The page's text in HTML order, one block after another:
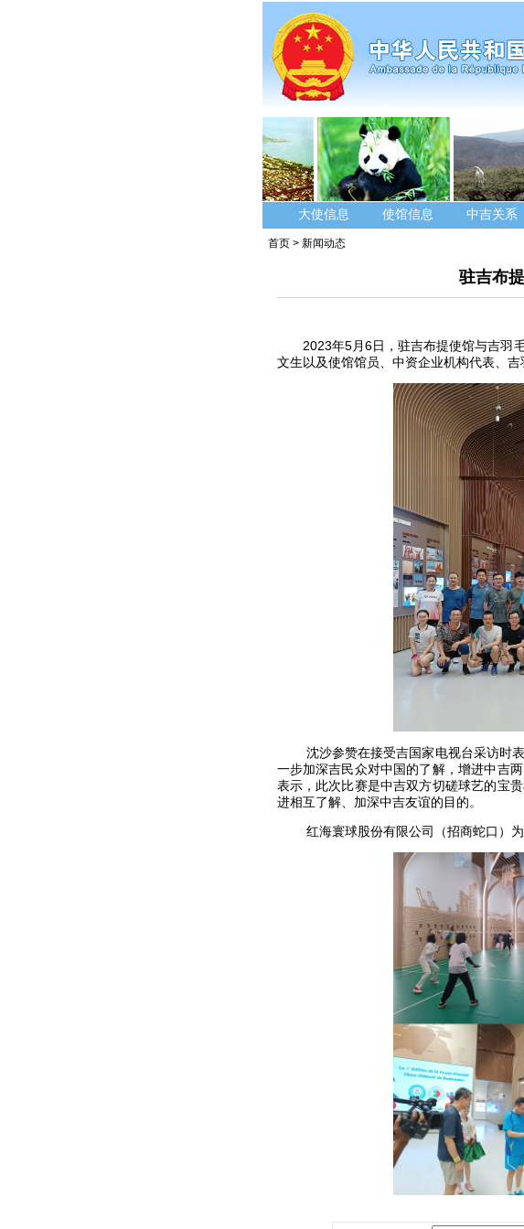
大使信息 使馆信息 中吉关系
首页 > 新闻动态
驻吉布
2023年5月6日，驻吉布提使馆与吉羽
文生以及使馆馆员、中资企业机构代表、
沈沙参赞在接受吉国家电视台采访时
一步加深吉民众对中国的了解，增进中吉
表示，此次比赛是中吉双方切磋球艺的宝
进相互了解、加深中吉友谊的目的。
红海寰球股份有限公司（招商蛇口）